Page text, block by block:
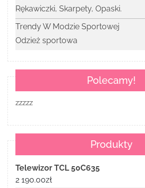
Rękawiczki, Skarpety, Opaski.
Trendy W Modzie Sportowej
Odzież sportowa
Polecamy!
zzzzz
Produkty
Telewizor TCL 50C635
2 190.00zł